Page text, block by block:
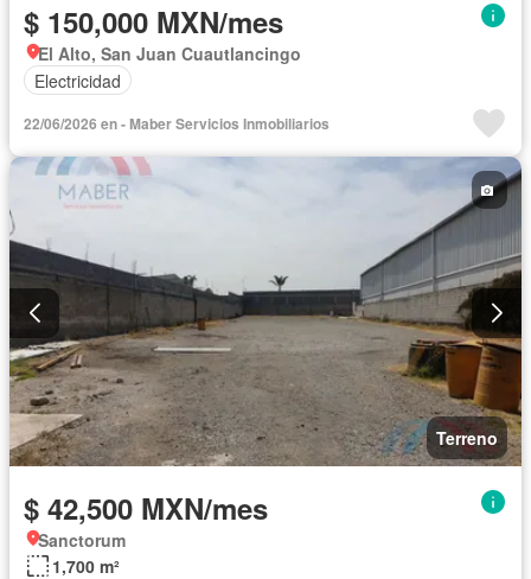
$ 150,000 MXN/mes
El Alto, San Juan Cuautlancingo
Electricidad
22/06/2026 en - Maber Servicios Inmobiliarios
Terreno
$ 42,500 MXN/mes
Sanctorum
1,700 m²